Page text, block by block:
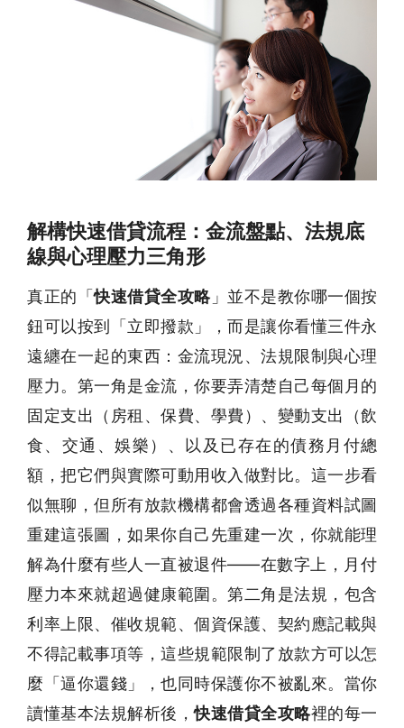
解構快速借貸流程：金流盤點、法規底
線與心理壓力三角形
真正的「快速借貸全攻略 」並不是教你哪一個按
鈕可以按到「立即撥款」，而是讓你看懂三件永
遠纏在一起的東西：金流現況、法規限制與心理
壓力。第一角是金流，你要弄清楚自己每個月的
固定支出（房租、保費、學費）、變動支出（飲
食、交通、娛樂）、以及已存在的債務月付總
額，把它們與實際可動用收入做對比。這一步看
似無聊，但所有放款機構都會透過各種資料試圖
重建這張圖，如果你自己先重建一次，你就能理
解為什麼有些人一直被退件——在數字上，月付
壓力本來就超過健康範圍。第二角是法規，包含
利率上限、催收規範、個資保護、契約應記載與
不得記載事項等，這些規範限制了放款方可以怎
麼「逼你還錢」，也同時保護你不被亂來。當你
讀懂基本法規解析後，快速借貸全攻略裡的每一